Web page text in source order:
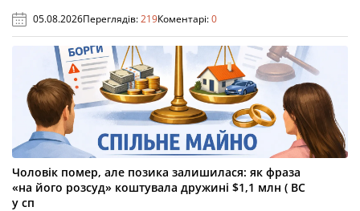
05.08.2026Переглядів:219Коментарі:0
Чоловік помер, але позика залишилася: як фраза
«на його розсуд» коштувала дружині $1,1 млн ( ВС
у сп